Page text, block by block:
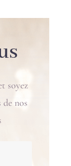
soyez
nos